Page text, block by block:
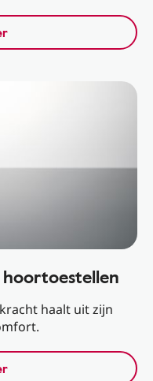
haalt uit zijn